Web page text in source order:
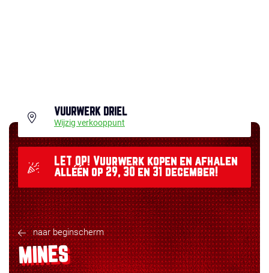
VUURWERK DRIEL
Wijzig verkooppunt
LET OP! Vuurwerk kopen en afhalen
alléén op 29, 30 en 31 december!
naar beginscherm
MINES